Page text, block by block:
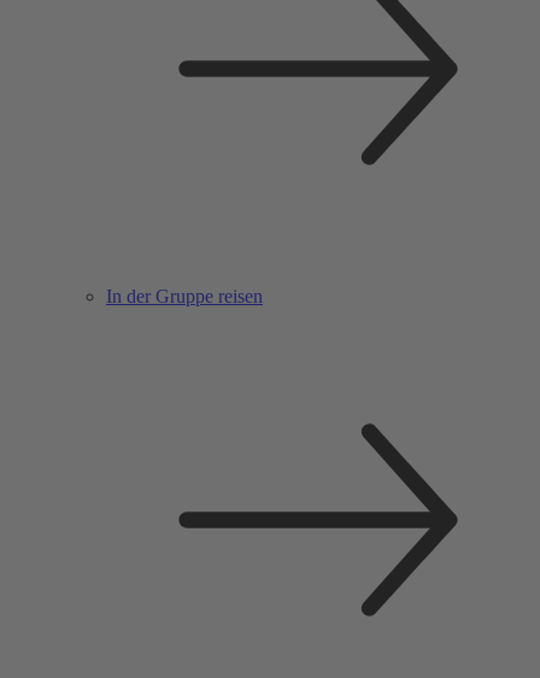
In der Gruppe reisen